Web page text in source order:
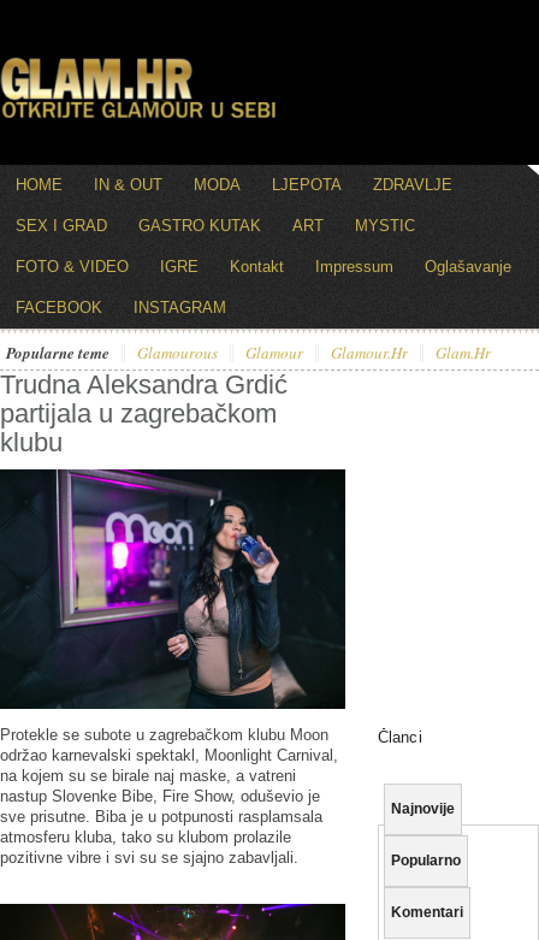
HOME IN & OUT MODA LJEPOTA ZDRAVLJE
SEX I GRAD GASTRO KUTAK ART MYSTIC
FOTO & VIDEO IGRE Kontakt Impressum Oglašavanje
FACEBOOK INSTAGRAM
Popularne teme Glamourous Glamour Glamour.hr Glam.hr
Trudna Aleksandra Grdić
partijala u zagrebačkom
klubu
Protekle se subote u zagrebačkom klubu Moon
održao karnevalski spektakl, Moonlight Carnival,
na kojem su se birale naj maske, a vatreni
nastup Slovenke Bibe, Fire Show, oduševio je
sve prisutne. Biba je u potpunosti rasplamsala
atmosferu kluba, tako su klubom prolazile
pozitivne vibre i svi su se sjajno zabavljali.
Članci
Najnovije
Popularno
Komentari